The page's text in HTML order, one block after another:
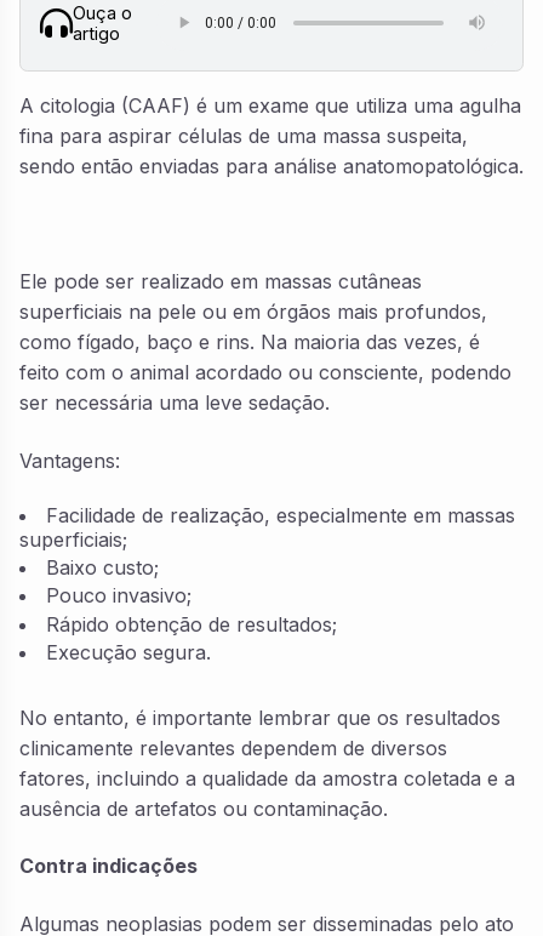
Ouça o
artigo
A citologia (CAAF) é um exame que utiliza uma agulha
fina para aspirar células de uma massa suspeita,
sendo então enviadas para análise anatomopatológica.
Ele pode ser realizado em massas cutâneas
superficiais na pele ou em órgãos mais profundos,
como fígado, baço e rins. Na maioria das vezes, é
feito com o animal acordado ou consciente, podendo
ser necessária uma leve sedação.
Vantagens:
Facilidade de realização, especialmente em massas
superficiais;
Baixo custo;
Pouco invasivo;
Rápido obtenção de resultados;
Execução segura.
No entanto, é importante lembrar que os resultados
clinicamente relevantes dependem de diversos
fatores, incluindo a qualidade da amostra coletada e a
ausência de artefatos ou contaminação.
Contra indicações
Algumas neoplasias podem ser disseminadas pelo ato